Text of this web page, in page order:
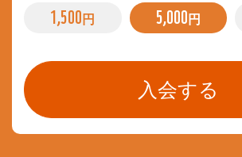
1,500 円 5,000 円